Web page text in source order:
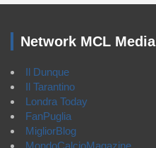
Network MCL Media
Il Dunque
Il Tarantino
Londra Today
FanPuglia
MigliorBlog
MondoCalcioMagazine